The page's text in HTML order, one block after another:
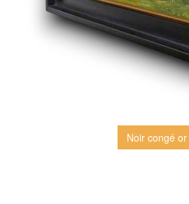
Noir congé or